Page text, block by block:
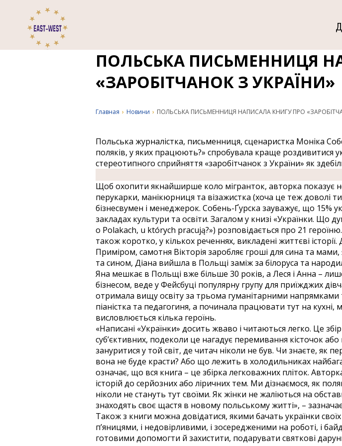
ПОЛЬСЬКА ПИСЬМЕННИЦЯ
«ЗАРОБІТЧАНОК З УКРАЇНИ»
Главная › Новини › ПОЛЬСЬКА ПИСЬМЕННИЦЯ НАПИСАЛА КНИГУ ПРО
Польська журналістка, письменниця, сценаристка Моніка
поляків, у яких працюють?» спробувала краще роздивитися
стереотипного сприйняття «заробітчанок з України» як
Щоб охопити якнайширше коло мігранток, авторка показує
перукарки, манікюрниця та візажистка (хоча це теж доволі
бізнесвумен і менеджерок. Собень-Ґурска зауважує, що 15%
закладах культури та освіти. Загалом у книзі «Українки.
o Polakach, u których pracują?») розповідається про 21 героїню.
також коротко, у кількох реченнях, викладені життєві
Приміром, самотня Вікторія заробляє гроші для сина та
та сином, Діана вийшла в Польщі заміж за білоруса та
Яна мешкає в Польщі вже більше 30 років, а Леся і Анна –
бізнесом, веде у Фейсбуці популярну групу для приїжджих
отримала вищу освіту за трьома гуманітарними напрямками
піаністка та педагогиня, а починала працювати тут на
висловлюється кілька героїнь.
«Написані «Українки» досить жваво і читаються легко. Це
суб’єктивних, подеколи це нагадує перемивання кісточок
зануритися у той світ, де читач ніколи не був. Чи знаєте,
вона не буде красти? Або що лежить в холодильниках
означає, що вся книга – це збірка легковажних пліток.
історій до серйозних або ліричних тем. Ми дізнаємося, як
ніколи не стануть тут своїми. Як жінки не жаліються на
знаходять своє щастя в новому польському житті», –
Також з книги можна довідатися, якими бачать українки
п’яницями, і недовірливими, і зосередженими на роботі, і
готовими допомогти й захистити, подарувати святкові